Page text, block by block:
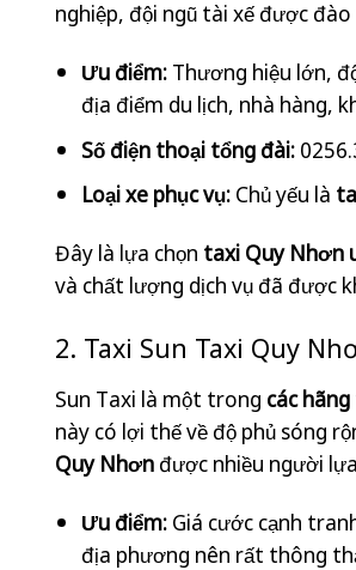
nghiệp, đội ngũ tài xế được
Ưu điểm: Thương hiệu lớn,
địa điểm du lịch, nhà hàng,
Số điện thoại tổng đài:
Loại xe phục vụ: Chủ yếu là
Đây là lựa chọn taxi Quy Nhơn
và chất lượng dịch vụ đã được
2. Taxi Sun Taxi Quy
Sun Taxi là một trong các
này có lợi thế về độ phủ sóng
Quy Nhơn được nhiều người
Ưu điểm: Giá cước cạnh
địa phương nên rất thông